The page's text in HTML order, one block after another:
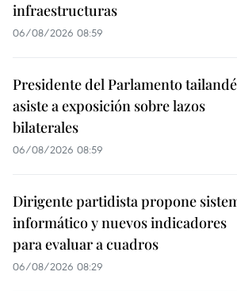
infraestructuras
06/08/2026 08:59
Presidente del Parlamento
asiste a exposición sobre lazos
bilaterales
06/08/2026 08:59
Dirigente partidista propone
informático y nuevos indicadores
para evaluar a cuadros
06/08/2026 08:29